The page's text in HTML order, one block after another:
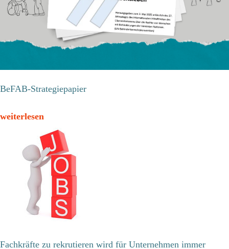
BeFAB-Strategiepapier
weiterlesen
Fachkräfte zu rekrutieren wird für Unternehmen immer